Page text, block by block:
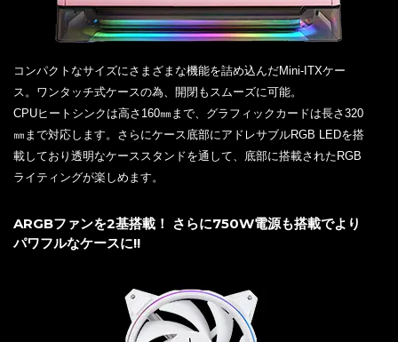
コンパクトなサイズにさまざまな機能を詰め込んだMini-ITXケー
ス。ワンタッチ式ケースの為、開閉もスムーズに可能。
CPUヒートシンクは高さ160㎜まで、グラフィックカードは長さ320
㎜まで対応します。さらにケース底部にアドレサブルRGB LEDを搭
載しており透明なケーススタンドを通して、底部に搭載されたRGB
ライティングが楽しめます。
ARGBファンを2基搭載！ さらに750W電源も搭載でより
パワフルなケースに!!